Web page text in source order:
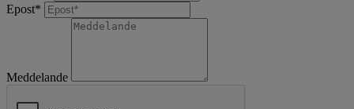
Epost*
Meddelande